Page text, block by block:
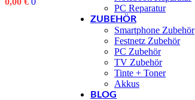
PC Reparatur
ZUBEHÖR
Smartphone Zubehör
Festnetz Zubehör
PC Zubehör
TV Zubehör
Tinte + Toner
Akkus
BLOG